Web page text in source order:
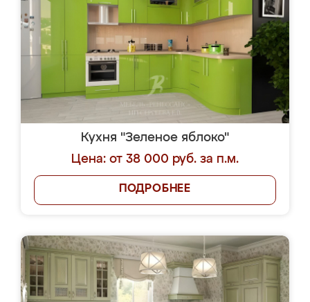
Кухня "Зеленое яблоко"
Цена: от 38 000 руб. за п.м.
ПОДРОБНЕЕ